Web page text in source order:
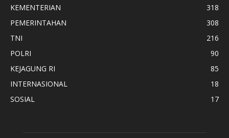
KEMENTERIAN
318
PEMERINTAHAN
308
TNI
216
POLRI
90
KEJAGUNG RI
85
INTERNASIONAL
18
SOSIAL
17